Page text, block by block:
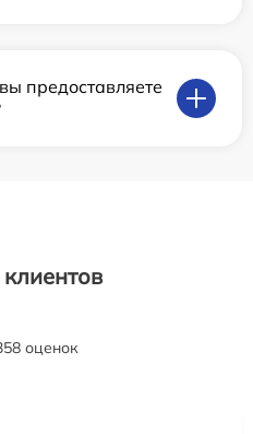
предоставляете
оценок